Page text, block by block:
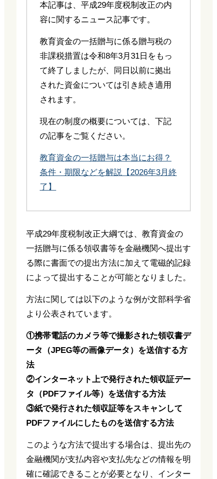
本記事は、平成29年度税制改正の内
容に関するニュース記事です。
教育資金の一括贈与に係る贈与税の
非課税措置は令和8年3月31日をもっ
て終了しましたが、同日以前に拠出
された資金については引き続き適用
されます。
現在の制度の概要については、下記
の記事をご覧ください。
教育資金の一括贈与は本当にお得？
条件・期限などを解説【2026年3月終
了】
平成29年度税制改正大綱では、教育資金の
一括贈与に係る領収書等を金融機関へ提出す
る際に書面での提出方法に加えて電磁的記録
によって提出することが可能となりました。
方法に関しては以下のような例が文部科学省
より公表されています。
①携帯電話のカメラ等で撮影された領収書デ
ータ（JPEG等の画像データ）を送信する方
法
②インターネット上で発行された領収証デー
タ（PDFファイル等）を送信する方法
③紙で発行された領収証等をスキャンして
PDFファイルにしたものを送信する方法
このような方法で提出する場合は、提出先の
金融機関が支払内容や支払先などの情報を明
確に確認できることが必要となり、インター